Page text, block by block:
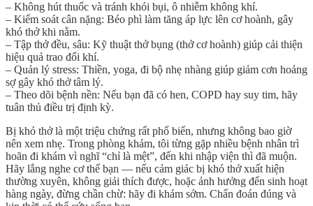
– Không hút thuốc và tránh khói bụi, ô nhiễm không khí.
– Kiểm soát cân nặng: Béo phì làm tăng áp lực lên cơ hoành, gây
khó thở khi nằm.
– Tập thở đều, sâu: Kỹ thuật thở bụng (thở cơ hoành) giúp cải thiện
hiệu quả trao đổi khí.
– Quản lý stress: Thiền, yoga, đi bộ nhẹ nhàng giúp giảm cơn hoảng
sợ gây khó thở tâm lý.
– Theo dõi bệnh nền: Nếu bạn đã có hen, COPD hay suy tim, hãy
tuân thủ điều trị định kỳ.
Bị khó thởlà một triệu chứng rất phổ biến, nhưng không bao giờ
nên xem nhẹ. Trong phòng khám, tôi từng gặp nhiều bệnh nhân trì
hoãn đi khám vì nghĩ “chỉ là mệt”, đến khi nhập viện thì đã muộn.
Hãy lắng nghe cơ thể bạn — nếu cảm giác bị khó thởxuất hiện
thường xuyên, không giải thích được, hoặc ảnh hưởng đến sinh hoạt
hàng ngày, đừng chần chừ: hãy đi khám sớm. Chẩn đoán đúng và